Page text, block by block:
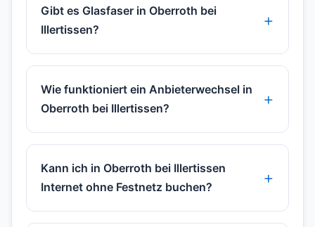
Gibt es Glasfaser in Oberroth bei
Illertissen?
Wie funktioniert ein Anbieterwechsel in
Oberroth bei Illertissen?
Kann ich in Oberroth bei Illertissen
Internet ohne Festnetz buchen?